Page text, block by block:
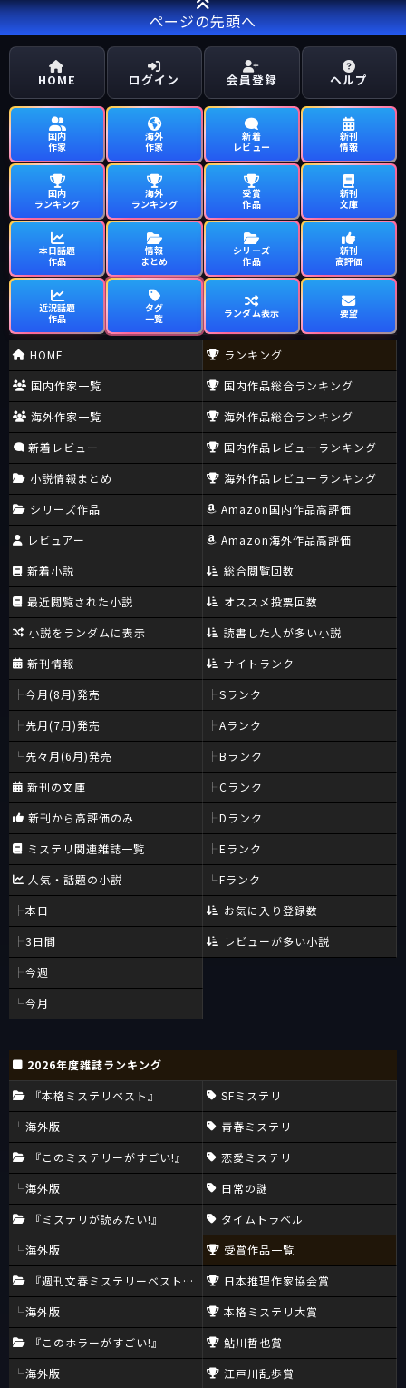
ページの先頭へ
HOME ログイン 会員登録 ヘルプ
国内
作家
海外
作家
新着
レビュー
新刊
情報
国内
ランキング
海外
ランキング
受賞
作品
新刊
文庫
本日話題
作品
情報
まとめ
シリーズ
作品
新刊
高評価
近況話題
作品
タグ
一覧
ランダム表示 要望
HOME
国内作家一覧
海外作家一覧
新着レビュー
小説情報まとめ
シリーズ作品
レビュアー
新着小説
最近閲覧された小説
小説をランダムに表示
新刊情報
今月(8月)発売
先月(7月)発売
先々月(6月)発売
新刊の文庫
新刊から高評価のみ
ミステリ関連雑誌一覧
人気・話題の小説
本日
3日間
今週
今月
ランキング
国内作品総合ランキング
海外作品総合ランキング
国内作品レビューランキング
海外作品レビューランキング
Amazon国内作品高評価
Amazon海外作品高評価
総合閲覧回数
オススメ投票回数
読書した人が多い小説
サイトランク
Sランク
Aランク
Bランク
Cランク
Dランク
Eランク
Fランク
お気に入り登録数
レビューが多い小説
2026年度雑誌ランキング
『本格ミステリベスト』
海外版
『このミステリーがすごい!』
海外版
『ミステリが読みたい!』
海外版
『週刊文春ミステリーベスト10』
海外版
『このホラーがすごい!』
海外版
SFミステリ
青春ミステリ
恋愛ミステリ
日常の謎
タイムトラベル
受賞作品一覧
日本推理作家協会賞
本格ミステリ大賞
鮎川哲也賞
江戸川乱歩賞